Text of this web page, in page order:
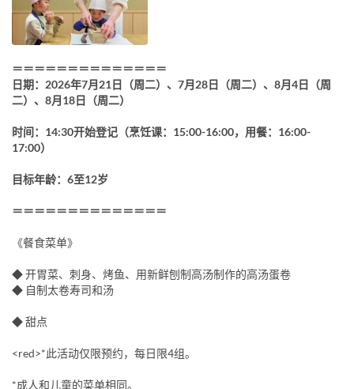
＝＝＝＝＝＝＝＝＝＝＝＝＝＝
日期：2026年7月21日（周二）、7月28日（周二）、8月4日（周
二）、8月18日（周二）
时间：14:30开始登记（烹饪课：15:00-16:00，用餐：16:00-
17:00）
目标年龄：6至12岁
＝＝＝＝＝＝＝＝＝＝＝＝＝＝
《餐食菜单》
◆ 开胃菜、刺身、烤鱼、用新鲜刨制高汤制作的高汤蛋卷
◆ 自制太卷寿司和汤
◆ 甜点
<red>*此活动仅限预约，每日限4组。
*成人和儿童的菜单相同。